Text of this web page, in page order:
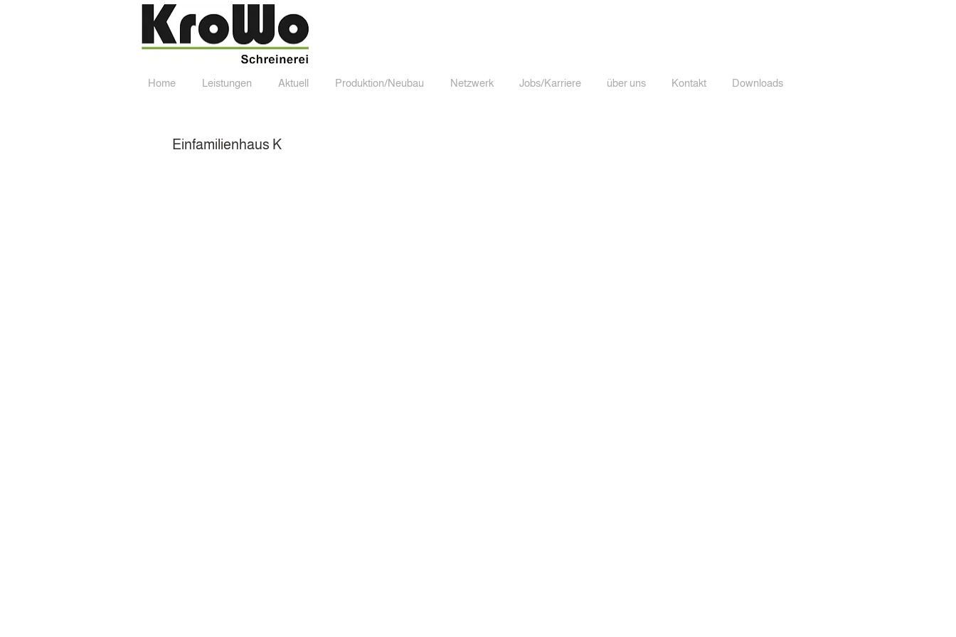
Einfamilienhaus K
Home Leistungen Aktuell Produktion/Neubau Netzwerk Jobs/Karriere über uns More
Home Leistungen Aktuell Produktion/Neubau Netzwerk Jobs/Karriere über uns Kontakt Downloads